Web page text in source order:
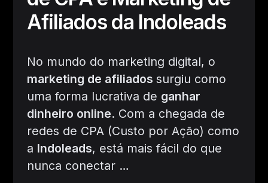
Afiliados da Indoleads
No mundo do marketing digital, o
marketing de afiliados surgiu como
uma forma lucrativa de ganhar
dinheiro online. Com a chegada de
redes de CPA (Custo por Ação) como
a Indoleads, está mais fácil do que
nunca conectar …